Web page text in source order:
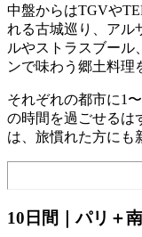
中盤からはTGVや
れる古城巡り、アル
ルやストラスブール
ンで味わう郷土料理
それぞれの都市に1
の時間を過ごせるは
は、旅慣れた方にも
10日間｜パリ＋